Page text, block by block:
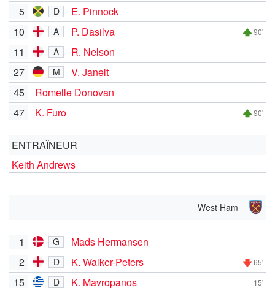
5 D
E. Pinnock
10
A P. Dasilva 90'
11 A
R. Nelson
27
M
V. Janelt
45
Romelle Donovan
47
K. Furo 90'
ENTRAÎNEUR
Keith Andrews
West Ham
1 G
Mads Hermansen
2
D K. Walker-Peters 65'
15 D K. Mavropanos 15'